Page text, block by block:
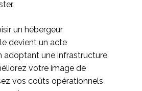
un hébergeur
devient un acte
adoptant une infrastructure
votre image de
vos coûts opérationnels